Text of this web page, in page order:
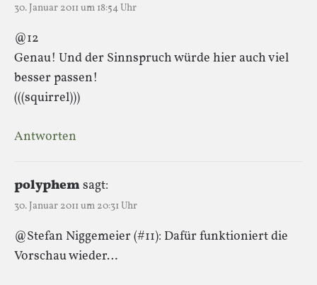
30. Januar 2011 um 18:54 Uhr
@12
Genau! Und der Sinnspruch würde hier auch viel
besser passen!
(((squirrel)))
Antworten
polyphemsagt:
30. Januar 2011 um 20:31 Uhr
@Stefan Niggemeier (#11): Dafür funktioniert die
Vorschau wieder…